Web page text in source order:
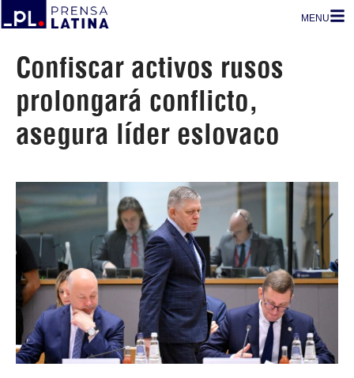
MENU
Confiscar activos rusos
prolongará conflicto,
asegura líder eslovaco